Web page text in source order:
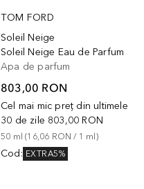
TOM FORD
Soleil Neige
Soleil Neige Eau de Parfum
Apa de parfum
803,00 RON
Cel mai mic preț din ultimele
30 de zile 803,00 RON
50 ml (16,06 RON / 1 ml )
Cod : EXTRA5%